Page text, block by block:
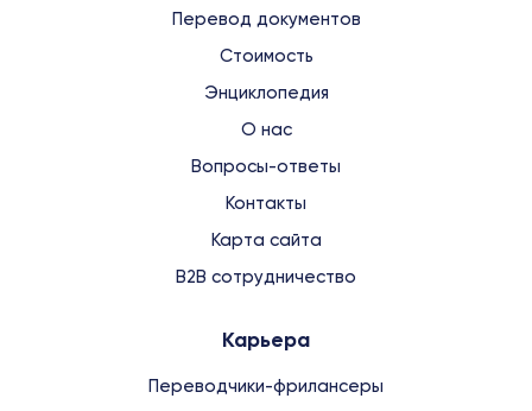
Перевод документов
Стоимость
Энциклопедия
О нас
Вопросы-ответы
Контакты
Карта сайта
B2B сотрудничество
Карьера
Переводчики-фрилансеры